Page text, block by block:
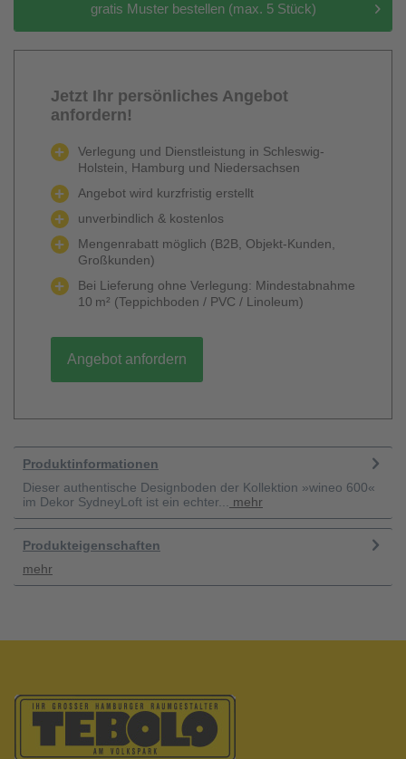
gratis Muster bestellen (max. 5 Stück)
Jetzt Ihr persönliches Angebot
anfordern!
Verlegung und Dienstleistung in Schleswig-
Holstein, Hamburg und Niedersachsen
Angebot wird kurzfristig erstellt
unverbindlich & kostenlos
Mengenrabatt möglich (B2B, Objekt-Kunden,
Großkunden)
Bei Lieferung ohne Verlegung: Mindestabnahme
10 m² (Teppichboden / PVC / Linoleum)
Angebot anfordern
Produktinformationen
Dieser authentische Designboden der Kollektion »wineo 600«
im Dekor SydneyLoft ist ein echter...
mehr
Produkteigenschaften
mehr